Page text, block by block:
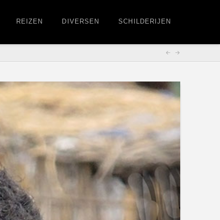
REIZEN DIVERSEN SCHILDERIJEN